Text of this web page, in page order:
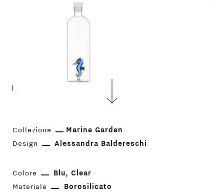
Collezione
Marine Garden
Design
Alessandra Baldereschi
Colore Blu
Clear
Materiale
Borosilicato